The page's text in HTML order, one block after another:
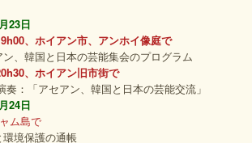
月23日
、ホイアン市、アンホイ像庭で
と日本の芸能集会のプログラム
、ホイアン旧市街で
セアン、韓国と日本の芸能交流」
月24日
ム島で
護の通帳